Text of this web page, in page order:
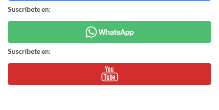
Suscríbete en:
Suscríbete en: